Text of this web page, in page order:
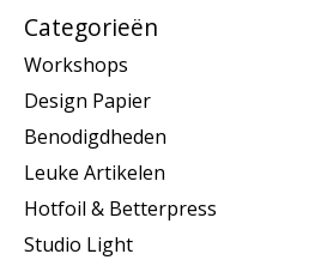
Categorieën
Workshops
Design Papier
Benodigdheden
Leuke Artikelen
Hotfoil & Betterpress
Studio Light